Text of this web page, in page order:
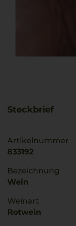
Steckbrief
Artikelnummer
833192
Bezeichnung
Wein
Weinart
Rotwein